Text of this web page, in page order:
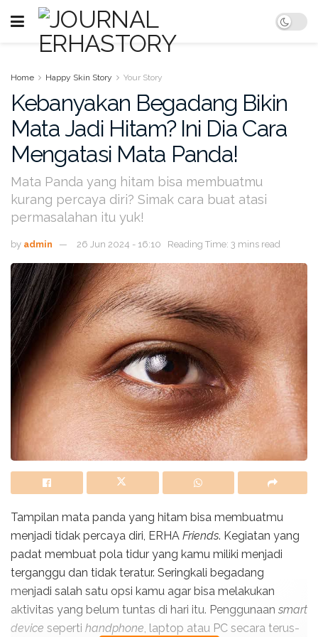
Home Happy Skin Story Your Story
Kebanyakan Begadang Bikin
Mata Jadi Hitam? Ini Dia Cara
Mengatasi Mata Panda!
Mata Panda yang hitam bisa membuatmu
kurang percaya diri? Simak cara buat atasi
permasalahan itu yuk!
by admin 26 Jun 2024 - 16:10 Reading Time: 3 mins read
Tampilan mata panda yang hitam bisa membuatmu
menjadi tidak percaya diri, ERHA Friends. Kegiatan yang
padat membuat pola tidur yang kamu miliki menjadi
terganggu dan tidak teratur. Seringkali begadang
menjadi salah satu opsi kamu agar bisa melakukan
aktivitas yang belum tuntas di hari itu. Penggunaan smart
device seperti handphone, laptop atau PC secara terus-